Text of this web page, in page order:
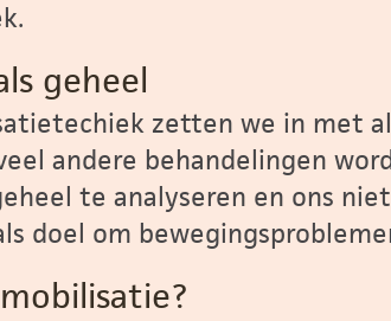
geheel
zetten we in met
andere behandelingen
te analyseren en ons
doel om